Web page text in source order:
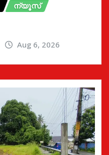
ന്യൂസ്
Aug 6, 2026